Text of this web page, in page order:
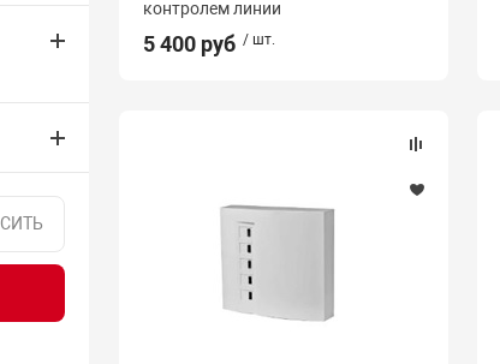
контролем линии
5 400 руб / шт.